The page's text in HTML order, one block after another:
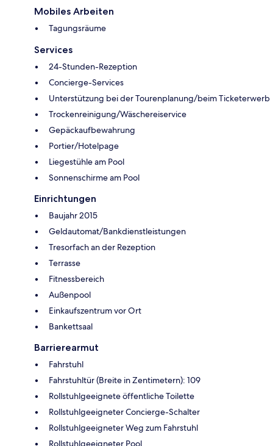
Mobiles Arbeiten
Tagungsräume
Services
24-Stunden-Rezeption
Concierge-Services
Unterstützung bei der Tourenplanung/beim Ticketerwerb
Trockenreinigung/Wäschereiservice
Gepäckaufbewahrung
Portier/Hotelpage
Liegestühle am Pool
Sonnenschirme am Pool
Einrichtungen
Baujahr 2015
Geldautomat/Bankdienstleistungen
Tresorfach an der Rezeption
Terrasse
Fitnessbereich
Außenpool
Einkaufszentrum vor Ort
Bankettsaal
Barrierearmut
Fahrstuhl
Fahrstuhltür (Breite in Zentimetern): 109
Rollstuhlgeeignete öffentliche Toilette
Rollstuhlgeeigneter Concierge-Schalter
Rollstuhlgeeigneter Weg zum Fahrstuhl
Rollstuhlgeeigneter Pool